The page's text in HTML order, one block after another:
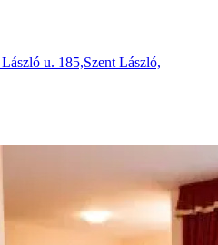
u. 185,Szent László,